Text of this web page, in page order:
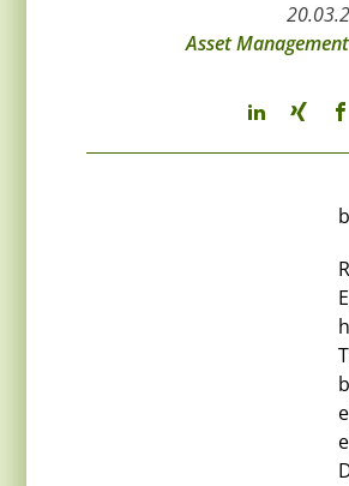
Asset Management